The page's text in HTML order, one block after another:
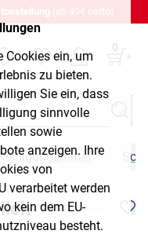
Cookies ein, um
zu bieten.
Sie ein, dass
sinnvolle
sowie
anzeigen. Ihre
von
verarbeitet werden
kein dem EU-
besteht.
(ab 49€ netto)
0